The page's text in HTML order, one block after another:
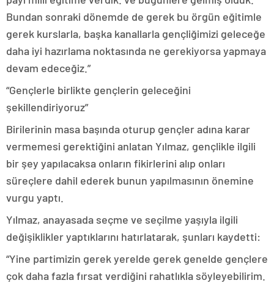
Bundan sonraki dönemde de gerek bu örgün eğitimle
gerek kurslarla, başka kanallarla gençliğimizi geleceğe
daha iyi hazırlama noktasında ne gerekiyorsa yapmaya
devam edeceğiz.”
“Gençlerle birlikte gençlerin geleceğini
şekillendiriyoruz”
Birilerinin masa başında oturup gençler adına karar
vermemesi gerektiğini anlatan Yılmaz, gençlikle ilgili
bir şey yapılacaksa onların fikirlerini alıp onları
süreçlere dahil ederek bunun yapılmasının önemine
vurgu yaptı.
Yılmaz, anayasada seçme ve seçilme yaşıyla ilgili
değişiklikler yaptıklarını hatırlatarak, şunları kaydetti:
“Yine partimizin gerek yerelde gerek genelde gençlere
çok daha fazla fırsat verdiğini rahatlıkla söyleyebilirim.